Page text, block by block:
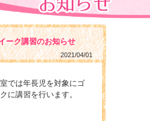
ーク講習のお知らせ
2021/04/01
では年長児を対象にゴ
に講習を行います。